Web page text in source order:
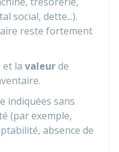
social, dette...).
reste fortement
et la valeurde
indiquées sans
(par exemple,
absence de